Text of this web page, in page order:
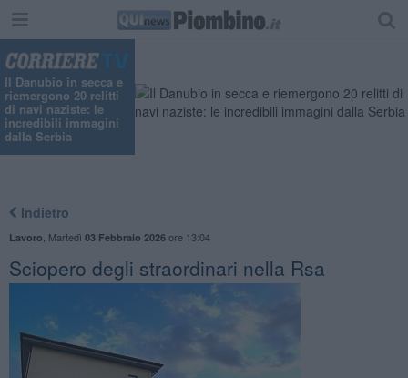
Il Danubio in secca e
riemergono 20 relitti
di navi naziste: le
incredibili immagini
dalla Serbia
Indietro
Lavoro Martedì 03 Febbraio 2026ore 13:04
Sciopero degli straordinari nella Rsa